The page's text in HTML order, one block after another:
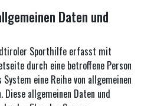
Daten und
Sporthilfe erfasst mit
durch eine betroffene Person
eine Reihe von allgemeinen
allgemeinen Daten und